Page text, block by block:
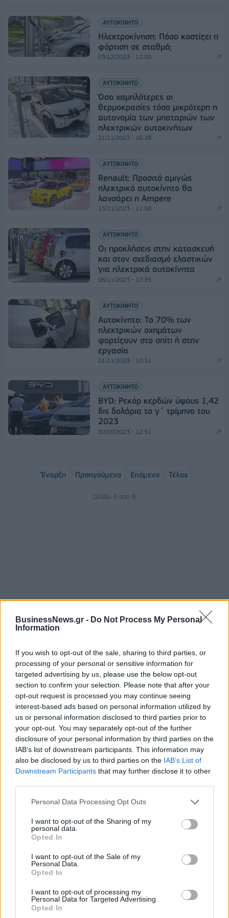
BusinessNews.gr - Do Not Process My Personal
Information
If you wish to opt-out of the sale, sharing to third parties, or
processing of your personal or sensitive information for
targeted advertising by us, please use the below opt-out
section to confirm your selection. Please note that after your
opt-out request is processed you may continue seeing
interest-based ads based on personal information utilized by
us or personal information disclosed to third parties prior to
your opt-out. You may separately opt-out of the further
disclosure of your personal information by third parties on the
IAB’s list of downstream participants. This information may
also be disclosed by us to third parties on the IAB’s List of
Downstream Participants that may further disclose it to other
Personal Data Processing Opt Outs
I want to opt-out of the Sharing of my
personal data.
Opted In
I want to opt-out of the Sale of my
Personal Data.
Opted In
I want to opt-out of processing my
Personal Data for Targeted Advertising.
Opted In
ΑΥΤΟΚΙΝΗΤΟ
Ηλεκτροκίνηση: Πόσο κοστίζει η
φόρτιση σε σταθμό;
03/12/2023 - 12:00
ΑΥΤΟΚΙΝΗΤΟ
Όσο χαμηλότερες οι
θερμοκρασίες τόσο μικρότερη η
αυτονομία των μπαταριών των
ηλεκτρικών αυτοκινήτων
21/11/2023 - 16:28
ΑΥΤΟΚΙΝΗΤΟ
Renault: Προσιτό αμιγώς
ηλεκτρικό αυτοκίνητο θα
λανσάρει η Ampere
15/11/2023 - 11:50
ΑΥΤΟΚΙΝΗΤΟ
Οι προκλήσεις στην κατασκευή
και στον σχεδιασμό ελαστικών
για ηλεκτρικά αυτοκίνητα
06/11/2023 - 17:35
ΑΥΤΟΚΙΝΗΤΟ
Αυτοκίνητο: Το 70% των
ηλεκτρικών οχημάτων
φορτίζουν στο σπίτι ή στην
εργασία
01/11/2023 - 10:31
ΑΥΤΟΚΙΝΗΤΟ
BYD: Ρεκόρ κερδών ύψους 1,42
δις δολάρια το γ΄ τρίμηνο του
2023
30/10/2023 - 12:51
Έναρξη Προηγούμενο Επόμενο Τέλος
Σελίδα 4 από 8
ΡΟΗ ΕΙΔΗΣΕΩΝ
Από τις 28 Αυγούστου η ψηφιακή ενεργοποίηση της
Κάρτας Αγρότη μέσω της ΕΑΕ 2026
06/08/2026 - 16:51 ΟΙΚΟΝΟΜΙΑ
Eurobank: Εξελίξεις και προοπτικές στις αγορές
πετρελαίου και φυσικού αερίου στην Ευρώπη
06/08/2026 - 16:20
Οι ελληνικές scale-ups επιχειρήσεις στρέφονται
στην ανάπτυξη - Μεγαλύτερη πρόκληση η
προσέλκυση πελατών
Χρηματιστήριο: Στις 2.627,95 μονάδες ο Γενικός
06/08/2026 - 15:46 ΟΙΚΟΝΟΜΙΑ
ΥΠΑΑΤ: Αποζημιώσεις 38,1 εκατ. ευρώ σε
κτηνοτρόφους για ευλογιά, πανώλη και αφθώδη
πυρετό
Στ. Παπασταύρου: Άμεσα αντιδιαβρωτικά έργα στη
Δυτική Αττική